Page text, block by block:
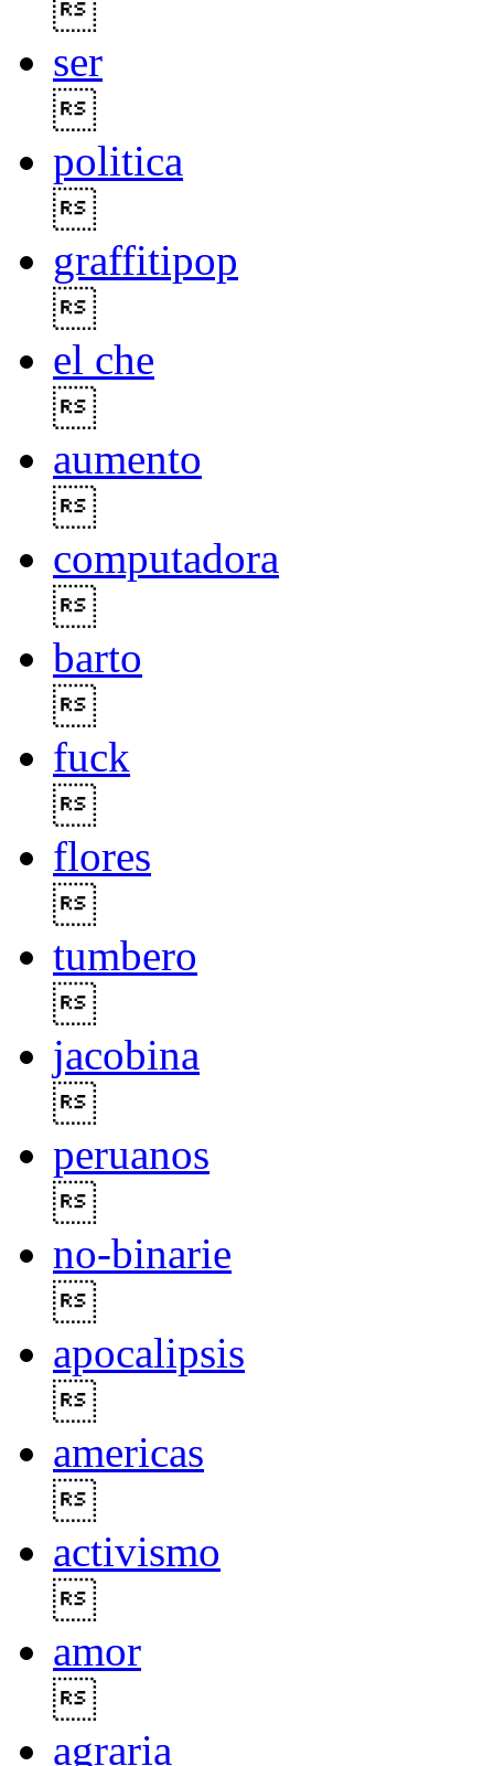
ser
politica
graffitipop
el che
aumento
computadora
barto
fuck
flores
tumbero
jacobina
peruanos
no-binarie
apocalipsis
americas
activismo
amor
agraria